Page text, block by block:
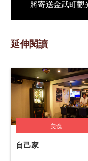
將寄送金武町觀
延伸閱讀
美食
自己家